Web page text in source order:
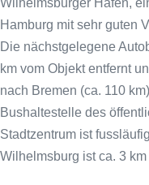
Wilhelmsburger Hafen,
Hamburg mit sehr guten
Die nächstgelegene
km vom Objekt entfernt
nach Bremen (ca. 110
Bushaltestelle des
Stadtzentrum ist
Wilhelmsburg ist ca. 3